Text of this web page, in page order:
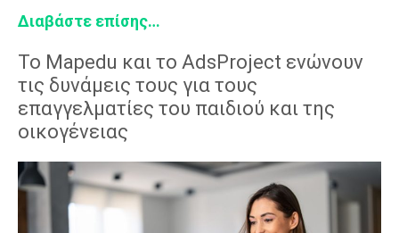
Διαβάστε επίσης…
Το Mapedu και το AdsProject ενώνουν
τις δυνάμεις τους για τους
επαγγελματίες του παιδιού και της
οικογένειας